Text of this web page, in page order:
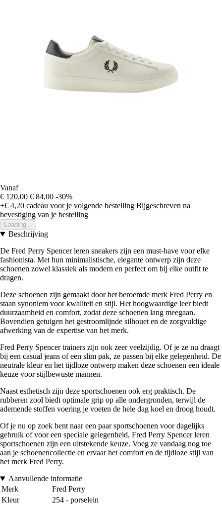
Vanaf
€ 120,00 € 84,00 -30%
+€ 4,20 cadeau voor je volgende bestelling Bijgeschreven na
bevestiging van je bestelling
Loading...
Beschrijving
De Fred Perry Spencer leren sneakers zijn een must-have voor elke
fashionista. Met hun minimalistische, elegante ontwerp zijn deze
schoenen zowel klassiek als modern en perfect om bij elke outfit te
dragen.
Deze schoenen zijn gemaakt door het beroemde merk Fred Perry en
staan synoniem voor kwaliteit en stijl. Het hoogwaardige leer biedt
duurzaamheid en comfort, zodat deze schoenen lang meegaan.
Bovendien getuigen het gestroomlijnde silhouet en de zorgvuldige
afwerking van de expertise van het merk.
Fred Perry Spencer trainers zijn ook zeer veelzijdig. Of je ze nu draagt
bij een casual jeans of een slim pak, ze passen bij elke gelegenheid. De
neutrale kleur en het tijdloze ontwerp maken deze schoenen een ideale
keuze voor stijlbewuste mannen.
Naast esthetisch zijn deze sportschoenen ook erg praktisch. De
rubberen zool biedt optimale grip op alle ondergronden, terwijl de
ademende stoffen voering je voeten de hele dag koel en droog houdt.
Of je nu op zoek bent naar een paar sportschoenen voor dagelijks
gebruik of voor een speciale gelegenheid, Fred Perry Spencer leren
sportschoenen zijn een uitstekende keuze. Voeg ze vandaag nog toe
aan je schoenencollectie en ervaar het comfort en de tijdloze stijl van
het merk Fred Perry.
Aanvullende informatie
Merk
Fred Perry
Kleur
254 - porselein